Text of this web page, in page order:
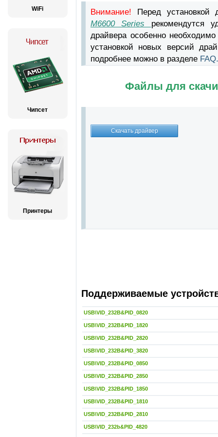
WiFi
Чипсет
Принтеры
Внимание! Перед установкой
M6600 Series рекомендутся
драйвера особенно
установкой новых версий
подробнее можно в разделе FAQ.
Файлы для
Поддерживаемые
USB\VID_232B&PID_0820
USB\VID_232B&PID_1820
USB\VID_232B&PID_2820
USB\VID_232B&PID_3820
USB\VID_232B&PID_0850
USB\VID_232B&PID_2850
USB\VID_232B&PID_1850
USB\VID_232B&PID_1810
USB\VID_232B&PID_2810
USB\VID_232b&PID_4820